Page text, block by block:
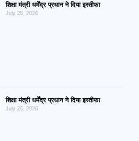
शिक्षा मंत्री धर्मेंद्र प्रधान ने दिया इस्तीफा
July 25, 2026
शिक्षा मंत्री धर्मेंद्र प्रधान ने दिया इस्तीफा
July 25, 2026